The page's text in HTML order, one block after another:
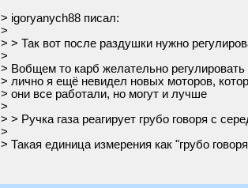
> igoryanych88 писал:
>
> > Так вот после раздушки нужно
>
> Вобщем то карб желательно
> лично я ещё невидел новых моторов,
> они все работали, но могут и лучше
>
> > Ручка газа реагирует грубо говоря с
>
> Такая единица измерения как "грубо